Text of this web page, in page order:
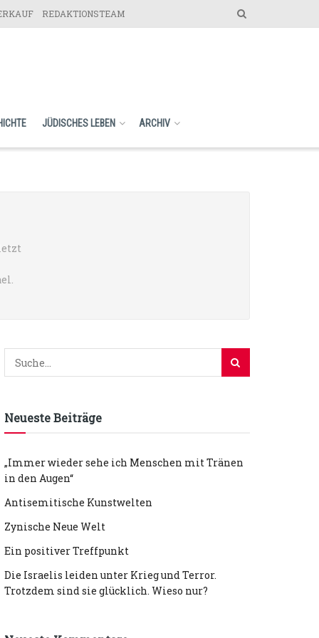
REDAKTIONSTEAM
JÜDISCHES LEBEN ARCHIV
Neueste Beiträge
„Immer wieder sehe ich Menschen mit Tränen
in den Augen“
Antisemitische Kunstwelten
Zynische Neue Welt
Ein positiver Treffpunkt
Die Israelis leiden unter Krieg und Terror.
Trotzdem sind sie glücklich. Wieso nur?